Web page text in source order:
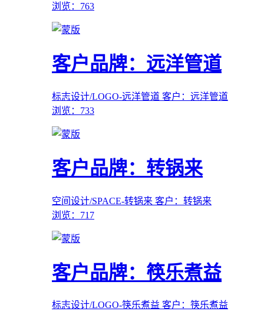
浏览：763
客户品牌：远洋管道
标志设计/LOGO-远洋管道 客户：远洋管道
浏览：733
客户品牌：转锅来
空间设计/SPACE-转锅来 客户：转锅来
浏览：717
客户品牌：筷乐煮益
标志设计/LOGO-筷乐煮益 客户：筷乐煮益